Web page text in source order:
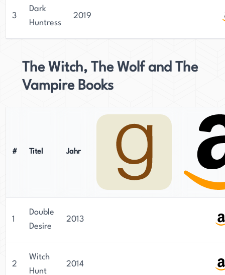
3
Dark
Huntress
2019
The Witch, The Wolf and The
Vampire Books
# Titel Jahr
1
Double
Desire
2013
2
Witch
Hunt
2014